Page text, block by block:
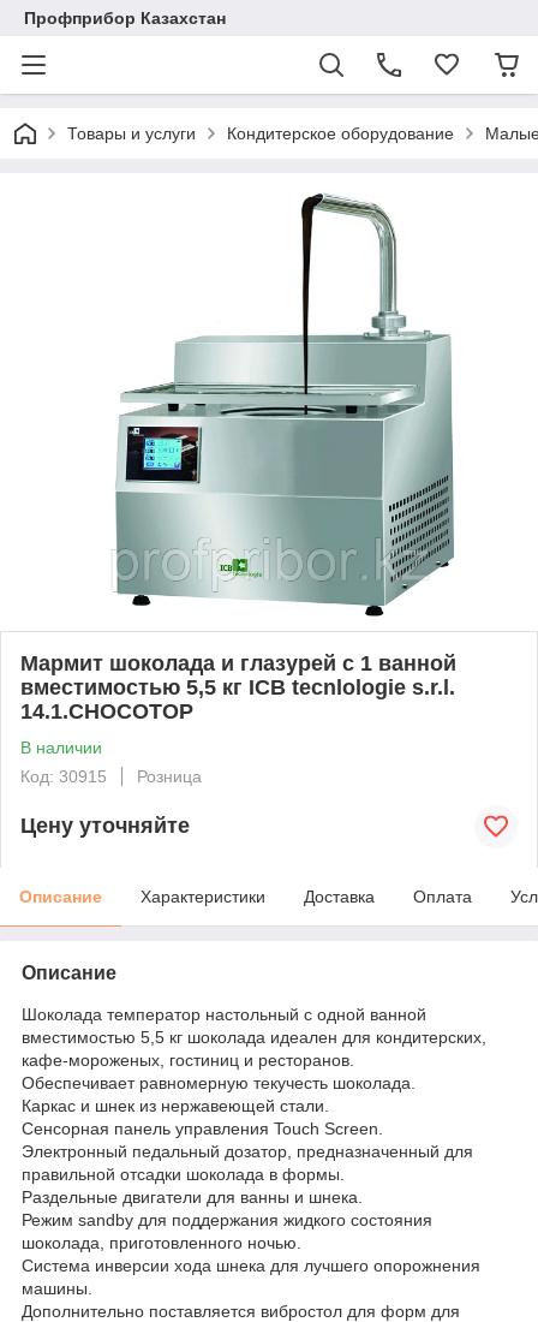
Профприбор Казахстан
Товары и услуги Кондитерское оборудование
Мармит шоколада и глазурей с 1 ванной
вместимостью 5,5 кг ICB tecnlologie s.r.l.
14.1.CHOCOTOP
В наличии
Код: 30915
Розница
Цену уточняйте
Описание Характеристики Доставка Оплата
Описание
Шоколада температор настольный с одной ванной
вместимостью 5,5 кг шоколада идеален для кондитерских,
кафе-мороженых, гостиниц и ресторанов.
Обеспечивает равномерную текучесть шоколада.
Каркас и шнек из нержавеющей стали.
Сенсорная панель управления Touch Screen.
Электронный педальный дозатор, предназначенный для
правильной отсадки шоколада в формы.
Раздельные двигатели для ванны и шнека.
Режим sandby для поддержания жидкого состояния
шоколада, приготовленного ночью.
Система инверсии хода шнека для лучшего опорожнения
машины.
Дополнительно поставляется вибростол для форм для